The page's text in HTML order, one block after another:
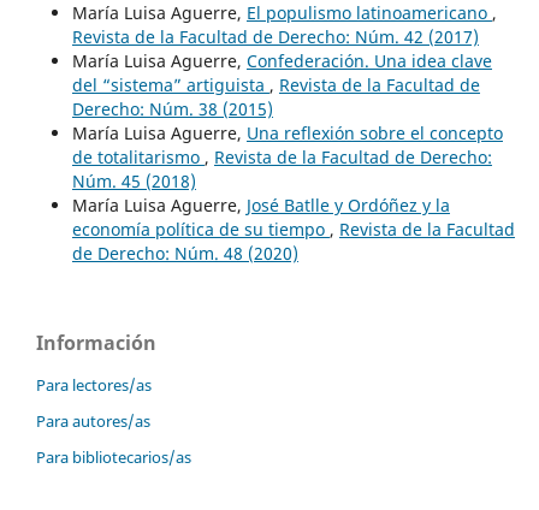
María Luisa Aguerre, El populismo latinoamericano ,
Revista de la Facultad de Derecho: Núm. 42 (2017)
María Luisa Aguerre, Confederación. Una idea clave
del “sistema” artiguista , Revista de la Facultad de
Derecho: Núm. 38 (2015)
María Luisa Aguerre, Una reflexión sobre el concepto
de totalitarismo , Revista de la Facultad de Derecho:
Núm. 45 (2018)
María Luisa Aguerre, José Batlle y Ordóñez y la
economía política de su tiempo , Revista de la Facultad
de Derecho: Núm. 48 (2020)
Información
Para lectores/as
Para autores/as
Para bibliotecarios/as